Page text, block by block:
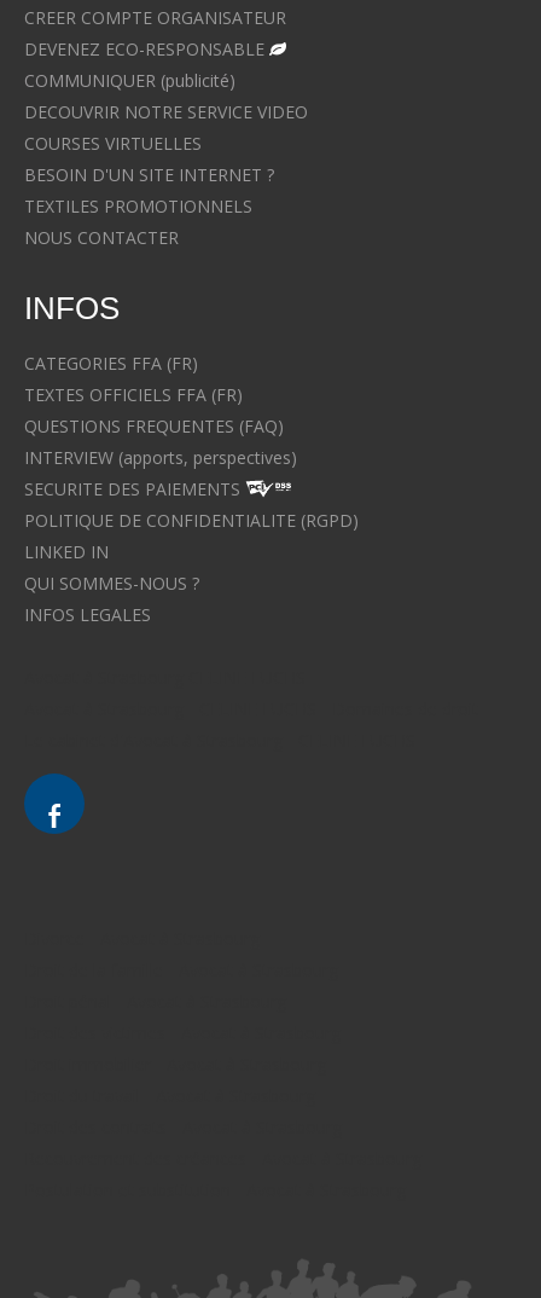
CREER COMPTE ORGANISATEUR
DEVENEZ ECO-RESPONSABLE
COMMUNIQUER (publicité)
DECOUVRIR NOTRE SERVICE VIDEO
COURSES VIRTUELLES
BESOIN D'UN SITE INTERNET ?
TEXTILES PROMOTIONNELS
NOUS CONTACTER
INFOS
CATEGORIES FFA (FR)
TEXTES OFFICIELS FFA (FR)
QUESTIONS FREQUENTES (FAQ)
INTERVIEW (apports, perspectives)
SECURITE DES PAIEMENTS
POLITIQUE DE CONFIDENTIALITE (RGPD)
LINKED IN
QUI SOMMES-NOUS ?
INFOS LEGALES